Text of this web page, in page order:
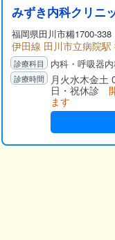
みずき内科クリニ
福岡県田川市糒1700-338
伊田線 田川市立病院駅
内科・呼吸器
月火水木金
日・祝休診
ます